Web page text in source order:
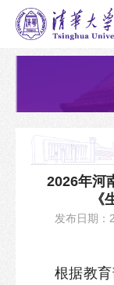
2026年河
发布日期：
根据教